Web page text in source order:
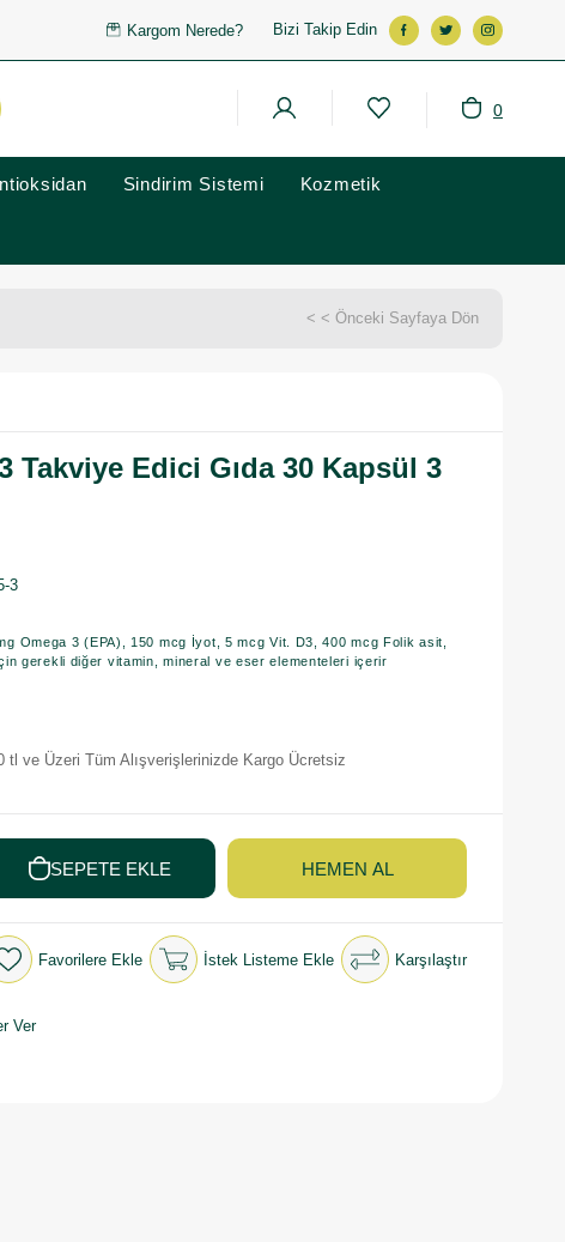
Kargom Nerede? Bizi Takip Edin
0
Sindirim Sistemi Kozmetik
< < Önceki Sayfaya Dön
Takviye Edici Gıda 30 Kapsül 3
3
Omega 3 (EPA), 150 mcg İyot, 5 mcg Vit. D3, 400 mcg Folik asit,
gerekli diğer vitamin, mineral ve eser elementeleri içerir
tl ve Üzeri Tüm Alışverişlerinizde Kargo Ücretsiz
Favorilere Ekle İstek Listeme Ekle Karşılaştır
Ver